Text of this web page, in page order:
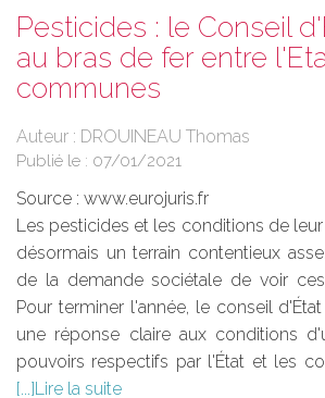
Pesticides : le Conseil
au bras de fer entre
communes
Auteur : DROUINEAU Thomas
Publié le : 07/01/2021
Source : www.eurojuris.fr
Les pesticides et les conditions de
désormais un terrain contentieux
de la demande sociétale de voir
Pour terminer l'année, le conseil
une réponse claire aux conditions
pouvoirs respectifs par l'État et les
Lire la suite